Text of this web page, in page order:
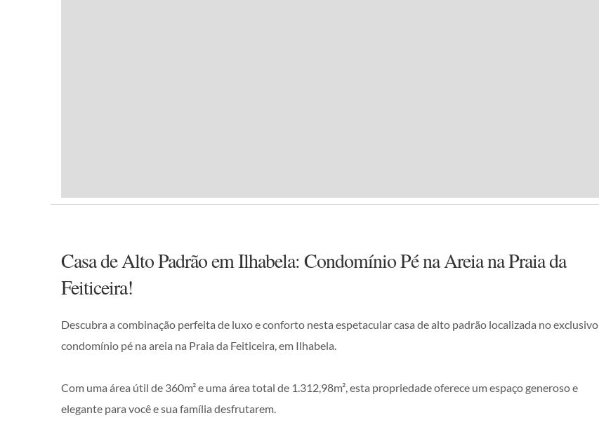
Casa de Alto Padrão em Ilhabela: Condomínio Pé na Areia na Praia da
Feiticeira!
Descubra a combinação perfeita de luxo e conforto nesta espetacular casa de alto padrão localizada no exclusivo
condomínio pé na areia na Praia da Feiticeira, em Ilhabela.
Com uma área útil de 360m² e uma área total de 1.312,98m², esta propriedade oferece um espaço generoso e
elegante para você e sua família desfrutarem.